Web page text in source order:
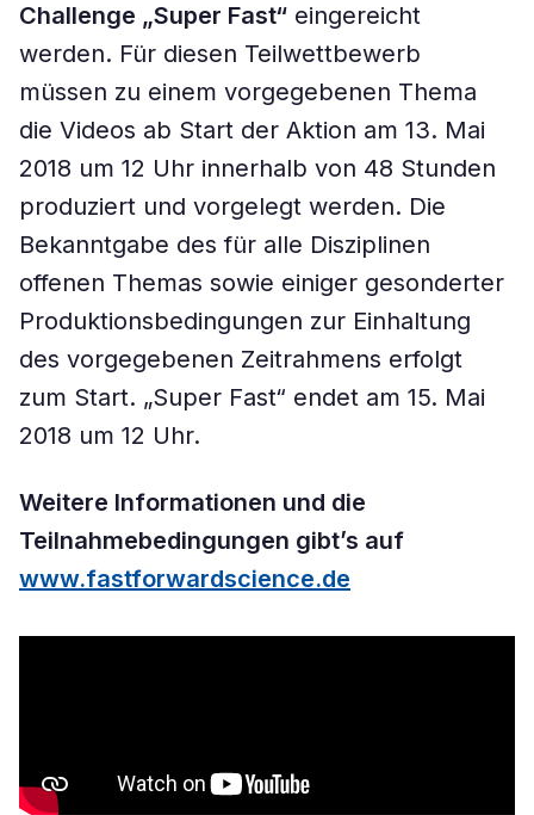
Challenge „Super Fast“ eingereicht
werden. Für diesen Teilwettbewerb
müssen zu einem vorgegebenen Thema
die Videos ab Start der Aktion am 13. Mai
2018 um 12 Uhr innerhalb von 48 Stunden
produziert und vorgelegt werden. Die
Bekanntgabe des für alle Disziplinen
offenen Themas sowie einiger gesonderter
Produktionsbedingungen zur Einhaltung
des vorgegebenen Zeitrahmens erfolgt
zum Start. „Super Fast“ endet am 15. Mai
2018 um 12 Uhr.
Weitere Informationen und die
Teilnahmebedingungen gibt’s auf
www.fastforwardscience.de